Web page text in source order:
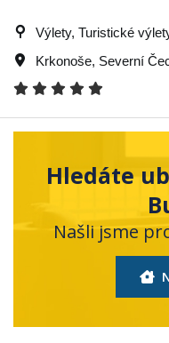
Výlety, Turistické
Krkonoše, Severní
Hledáte
Našli jsme